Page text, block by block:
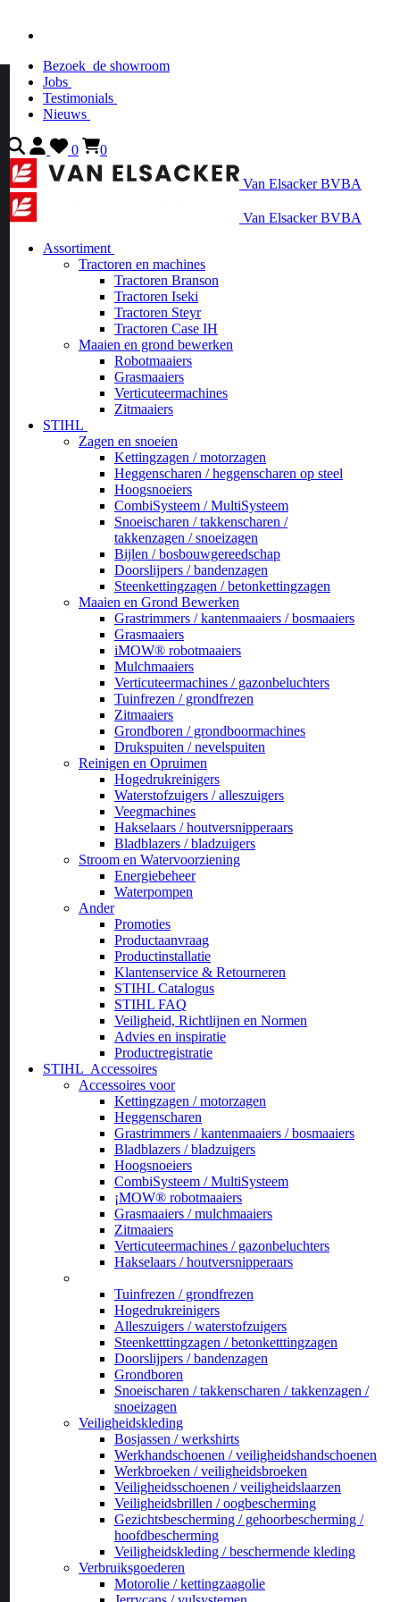
Bezoek de showroom
Jobs
Testimonials
Nieuws
0 0
Van Elsacker BVBA
Van Elsacker BVBA
Assortiment
Tractoren en machines
Tractoren Branson
Tractoren Iseki
Tractoren Steyr
Tractoren Case IH
Maaien en grond bewerken
Robotmaaiers
Grasmaaiers
Verticuteermachines
Zitmaaiers
STIHL
Zagen en snoeien
Kettingzagen / motorzagen
Heggenscharen / heggenscharen op steel
Hoogsnoeiers
CombiSysteem / MultiSysteem
Snoeischaren / takkenscharen /
takkenzagen / snoeizagen
Bijlen / bosbouwgereedschap
Doorslijpers / bandenzagen
Steenkettingzagen / betonkettingzagen
Maaien en Grond Bewerken
Grastrimmers / kantenmaaiers / bosmaaiers
Grasmaaiers
iMOW® robotmaaiers
Mulchmaaiers
Verticuteermachines / gazonbeluchters
Tuinfrezen / grondfrezen
Zitmaaiers
Grondboren / grondboormachines
Drukspuiten / nevelspuiten
Reinigen en Opruimen
Hogedrukreinigers
Waterstofzuigers / alleszuigers
Veegmachines
Hakselaars / houtversnipperaars
Bladblazers / bladzuigers
Stroom en Watervoorziening
Energiebeheer
Waterpompen
Ander
Promoties
Productaanvraag
Productinstallatie
Klantenservice & Retourneren
STIHL Catalogus
STIHL FAQ
Veiligheid, Richtlijnen en Normen
Advies en inspiratie
Productregistratie
STIHL Accessoires
Accessoires voor
Kettingzagen / motorzagen
Heggenscharen
Grastrimmers / kantenmaaiers / bosmaaiers
Bladblazers / bladzuigers
Hoogsnoeiers
CombiSysteem / MultiSysteem
¡MOW® robotmaaiers
Grasmaaiers / mulchmaaiers
Zitmaaiers
Verticuteermachines / gazonbeluchters
Hakselaars / houtversnipperaars
Tuinfrezen / grondfrezen
Hogedrukreinigers
Alleszuigers / waterstofzuigers
Steenketttingzagen / betonketttingzagen
Doorslijpers / bandenzagen
Grondboren
Snoeischaren / takkenscharen / takkenzagen /
snoeizagen
Veiligheidskleding
Bosjassen / werkshirts
Werkhandschoenen / veiligheidshandschoenen
Werkbroeken / veiligheidsbroeken
Veiligheidsschoenen / veiligheidslaarzen
Veiligheidsbrillen / oogbescherming
Gezichtsbescherming / gehoorbescherming /
hoofdbescherming
Veiligheidskleding / beschermende kleding
Verbruiksgoederen
Motorolie / kettingzaagolie